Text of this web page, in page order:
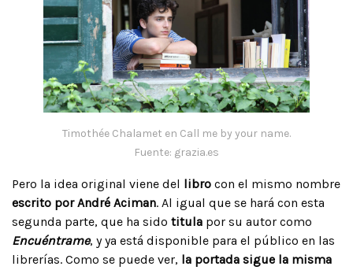
Timothée Chalamet en Call me by your name.
Fuente: grazia.es
Pero la idea original viene del libro con el mismo nombre
escrito por André Aciman. Al igual que se hará con esta
segunda parte, que ha sido titula por su autor como
Encuéntrame, y ya está disponible para el público en las
librerías. Como se puede ver, la portada sigue la misma